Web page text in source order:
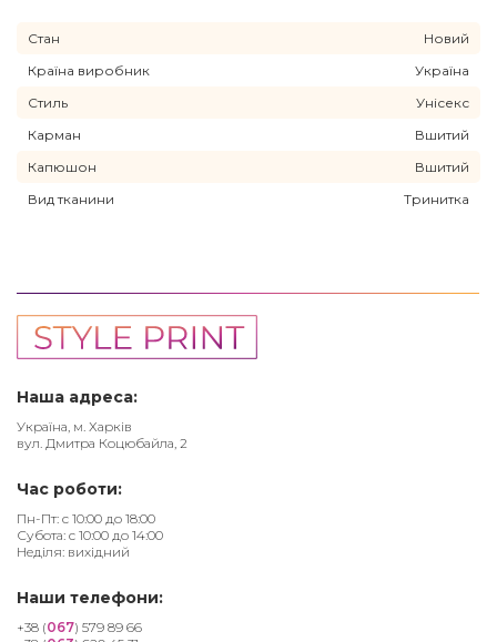
Стан
Новий
Країна виробник
Україна
Стиль
Унісекс
Карман
Вшитий
Капюшон
Вшитий
Вид тканини
Тринитка
Наша адреса:
Україна, м. Харків
вул. Дмитра Коцюбайла, 2
Час роботи:
Пн-Пт: с 10:00 до 18:00
Субота: с 10:00 до 14:00
Неділя: вихідний
Наши телефони:
+38 (067) 579 89 66